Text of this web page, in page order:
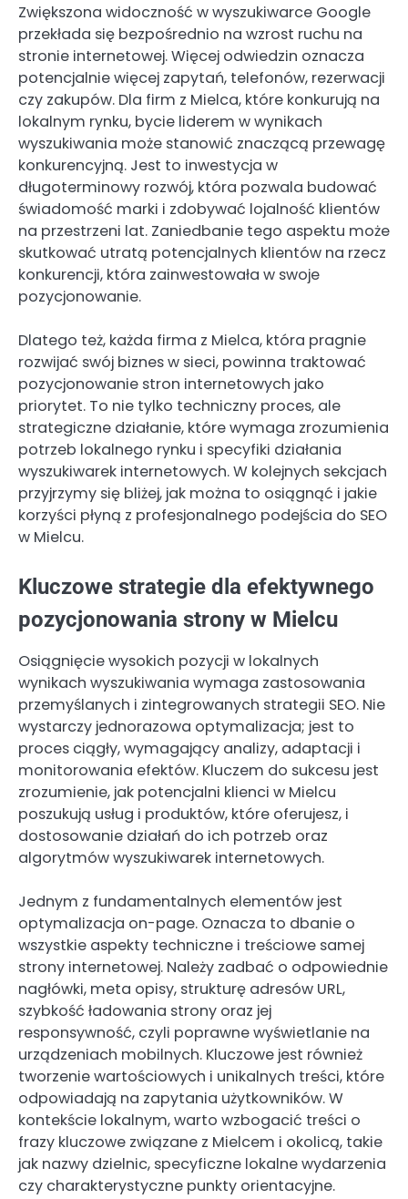
Zwiększona widoczność w wyszukiwarce Google
przekłada się bezpośrednio na wzrost ruchu na
stronie internetowej. Więcej odwiedzin oznacza
potencjalnie więcej zapytań, telefonów, rezerwacji
czy zakupów. Dla firm z Mielca, które konkurują na
lokalnym rynku, bycie liderem w wynikach
wyszukiwania może stanowić znaczącą przewagę
konkurencyjną. Jest to inwestycja w
długoterminowy rozwój, która pozwala budować
świadomość marki i zdobywać lojalność klientów
na przestrzeni lat. Zaniedbanie tego aspektu może
skutkować utratą potencjalnych klientów na rzecz
konkurencji, która zainwestowała w swoje
pozycjonowanie.
Dlatego też, każda firma z Mielca, która pragnie
rozwijać swój biznes w sieci, powinna traktować
pozycjonowanie stron internetowych jako
priorytet. To nie tylko techniczny proces, ale
strategiczne działanie, które wymaga zrozumienia
potrzeb lokalnego rynku i specyfiki działania
wyszukiwarek internetowych. W kolejnych sekcjach
przyjrzymy się bliżej, jak można to osiągnąć i jakie
korzyści płyną z profesjonalnego podejścia do SEO
w Mielcu.
Kluczowe strategie dla efektywnego
pozycjonowania strony w Mielcu
Osiągnięcie wysokich pozycji w lokalnych
wynikach wyszukiwania wymaga zastosowania
przemyślanych i zintegrowanych strategii SEO. Nie
wystarczy jednorazowa optymalizacja; jest to
proces ciągły, wymagający analizy, adaptacji i
monitorowania efektów. Kluczem do sukcesu jest
zrozumienie, jak potencjalni klienci w Mielcu
poszukują usług i produktów, które oferujesz, i
dostosowanie działań do ich potrzeb oraz
algorytmów wyszukiwarek internetowych.
Jednym z fundamentalnych elementów jest
optymalizacja on-page. Oznacza to dbanie o
wszystkie aspekty techniczne i treściowe samej
strony internetowej. Należy zadbać o odpowiednie
nagłówki, meta opisy, strukturę adresów URL,
szybkość ładowania strony oraz jej
responsywność, czyli poprawne wyświetlanie na
urządzeniach mobilnych. Kluczowe jest również
tworzenie wartościowych i unikalnych treści, które
odpowiadają na zapytania użytkowników. W
kontekście lokalnym, warto wzbogacić treści o
frazy kluczowe związane z Mielcem i okolicą, takie
jak nazwy dzielnic, specyficzne lokalne wydarzenia
czy charakterystyczne punkty orientacyjne.